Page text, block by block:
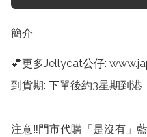
簡介
💕更多Jellycat公仔:
到貨期: 下單後約3星期到港
注意‼️門市代購「是沒有」